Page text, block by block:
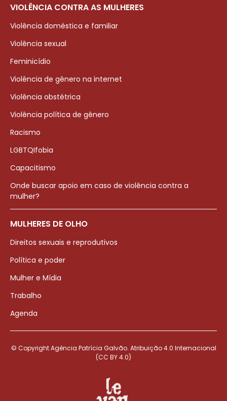
VIOLÊNCIA CONTRA AS MULHERES
Violência doméstica e familiar
Violência sexual
Feminicídio
Violência de gênero na internet
Violência obstétrica
Violência política de gênero
Racismo
LGBTQIfobia
Capacitismo
Onde buscar apoio em caso de violência contra a
mulher?
MULHERES DE OLHO
Direitos sexuais e reprodutivos
Política e poder
Mulher e Mídia
Trabalho
Agenda
© Copyright Agência Patrícia Galvão. Atribuição 4.0 Internacional
(CC BY 4.0)